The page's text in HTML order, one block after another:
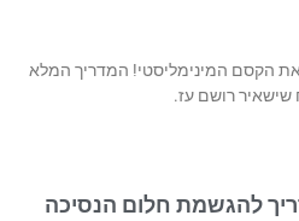
הקסם המינימליסטי! המדריך המלא
שישאיר רושם עז.
להגשמת חלום הנסיכה